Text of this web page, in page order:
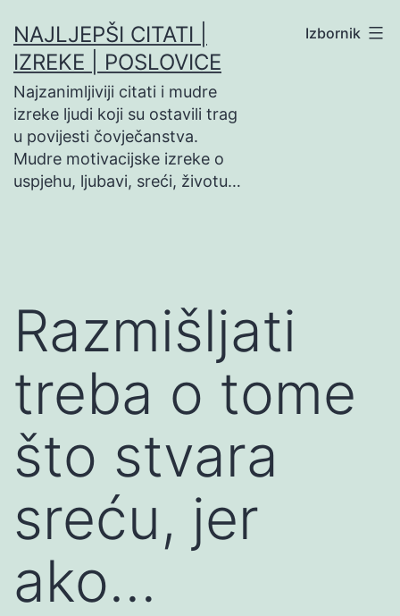
na
sadržaj
NAJLJEPŠI CITATI |
IZREKE | POSLOVICE
Najzanimljiviji citati i mudre
izreke ljudi koji su ostavili trag
u povijesti čovječanstva.
Mudre motivacijske izreke o
uspjehu, ljubavi, sreći, životu…
Izbornik
Razmišljati
treba o tome
što stvara
sreću, jer
ako…